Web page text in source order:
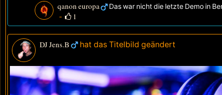
qanon europa
Das war nicht die letzte Demo in
-
1
DJ Jens.B hat das Titelbild geändert